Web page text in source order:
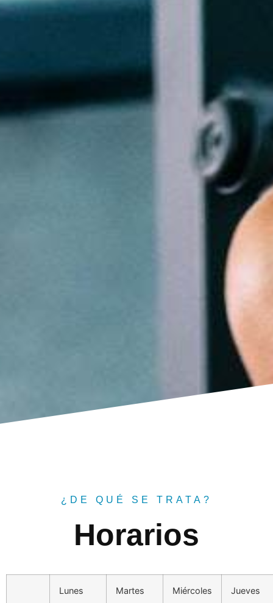
¿DE QUÉ SE TRATA?
Horarios
Lunes Martes Miércoles Jueves